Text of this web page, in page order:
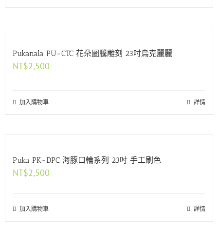
Pukanala PU-CTC 花朵圖騰雕刻 23吋烏克麗麗
NT$2,500
加入購物車 詳情
Puka PK-DPC 海豚口輪系列 23吋 手工刷色
NT$2,500
加入購物車 詳情